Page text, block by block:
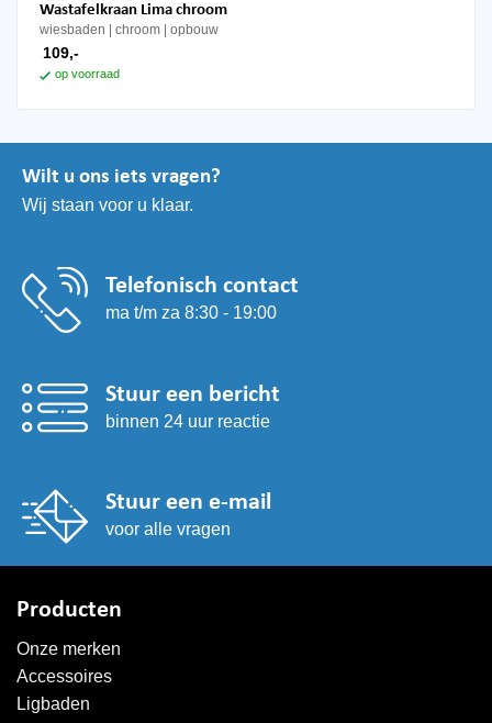
Wastafelkraan Lima chroom
wiesbaden chroom opbouw
109,-
op voorraad
Wilt u ons iets vragen?
Wij staan voor u klaar.
Telefonisch contact
ma t/m za 8:30 - 19:00
Stuur een bericht
binnen 24 uur reactie
Stuur een e-mail
voor alle vragen
Producten
Onze merken
Accessoires
Ligbaden